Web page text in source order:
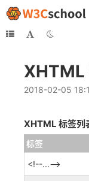
XHTML
2018-02-05
XHTML 标签列
标签
<!--...-->